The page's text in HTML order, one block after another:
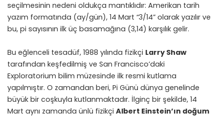
seçilmesinin nedeni oldukça mantıklıdır: Amerikan tarih
yazım formatında (ay/gün), 14 Mart “3/14” olarak yazılır ve
bu, pi sayısının ilk üç basamağına (3,14) karşılık gelir.
Bu eğlenceli tesadüf, 1988 yılında fizikçi Larry Shaw
tarafından keşfedilmiş ve San Francisco’daki
Exploratorium bilim müzesinde ilk resmi kutlama
yapılmıştır. O zamandan beri, Pi Günü dünya genelinde
büyük bir coşkuyla kutlanmaktadır. İlginç bir şekilde, 14
Mart aynı zamanda ünlü fizikçi Albert Einstein’ın doğum